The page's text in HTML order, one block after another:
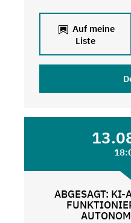
Auf meine
Liste
ABGESAGT: KI-